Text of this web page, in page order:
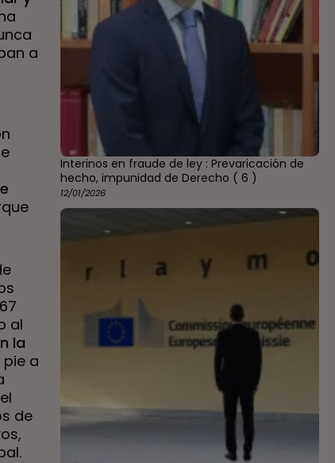
Interinos en fraude de ley : Prevaricación de
hecho, impunidad de Derecho ( 6 )
12/01/2026
a
al
la
pie a
de